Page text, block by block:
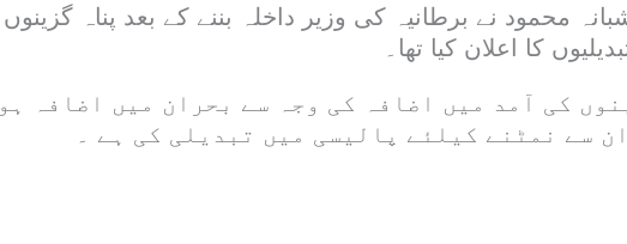
محمود نے برطانیہ کی وزیر داخلہ بننے کے بعد پناہ گزینوں
کا اعلان کیا تھا۔
کی آمد میں اضافہ کی وجہ سے بحران میں اضافہ ہو
سے نمٹنے کیلئے پالیسی میں تبدیلی کی ہے ۔